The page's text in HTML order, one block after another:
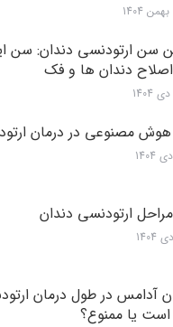
سن ارتودنسی دندان: سن
اصلاح دندان ها و فک
هوش مصنوعی در درمان
ارتودنسی دندان
آدامس در طول درمان
یا ممنوع؟